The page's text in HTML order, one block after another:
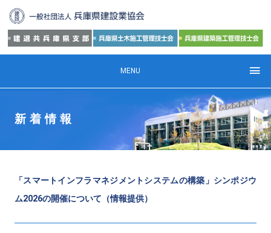
MENU
新着情報
「スマートインフラマネジメントシステムの構築」シンポジウ
ム2026の開催について（情報提供）